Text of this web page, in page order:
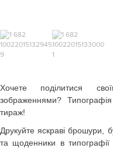
Хочете поділитися
зображеннями?
тираж!
Друкуйте яскраві брошури,
та щоденники в